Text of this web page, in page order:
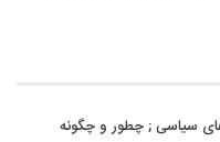
سیاسی ; چطور و چگونه